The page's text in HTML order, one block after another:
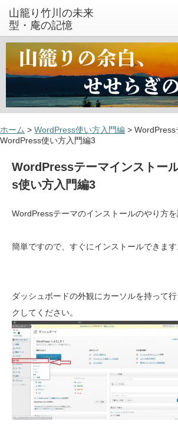
山籠り竹川の未来
型・庵の記憶
ホーム > WordPress使い方入門編 >
WordPress使い方入門編3
WordPressテーマインスト
s使い方入門編3
WordPressテーマのインストールのやり方を
簡単ですので、すぐにインストールできます
ダッシュボードの外観にカーソルを持って
クしてください。